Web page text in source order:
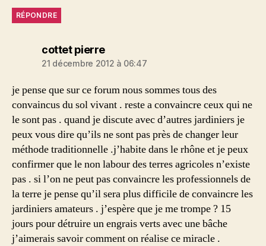
RÉPONDRE
cottet pierredit :
21 décembre 2012 à 06:47
je pense que sur ce forum nous sommes tous des
convaincus du sol vivant . reste a convaincre ceux qui ne
le sont pas . quand je discute avec d’autres jardiniers je
peux vous dire qu’ils ne sont pas près de changer leur
méthode traditionnelle .j’habite dans le rhône et je peux
confirmer que le non labour des terres agricoles n’existe
pas . si l’on ne peut pas convaincre les professionnels de
la terre je pense qu’il sera plus difficile de convaincre les
jardiniers amateurs . j’espère que je me trompe ? 15
jours pour détruire un engrais verts avec une bâche
j’aimerais savoir comment on réalise ce miracle .